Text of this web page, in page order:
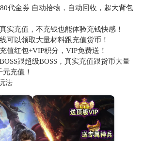
代金券 自动拾物，自动回收，超大背包
实充值，不充钱也能体验充钱快感！
可以领取大量材料跟充值货币！
值红包+VIP积分，VIP免费送！
跟超级BOSS，真实充值跟货币大量
充值！
法